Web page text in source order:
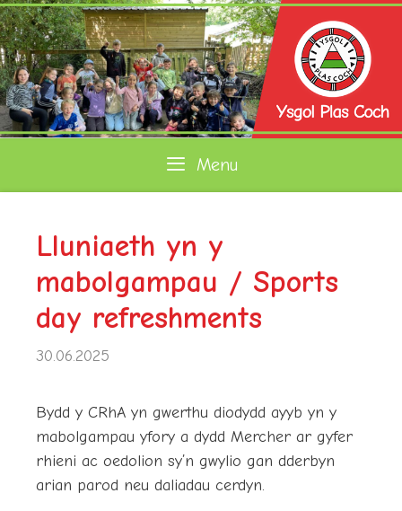
Skip
to
content
Menu
Lluniaeth yn y
mabolgampau / Sports
day refreshments
30.06.2025
Bydd y CRhA yn gwerthu diodydd ayyb yn y
mabolgampau yfory a dydd Mercher ar gyfer
rhieni ac oedolion sy’n gwylio gan dderbyn
arian parod neu daliadau cerdyn.